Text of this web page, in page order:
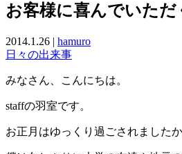
お客様に喜んでいただ
2014.1.26 | hamuro
日々の出来事
みなさん、こんにちは。
staffの羽室です。
お正月はゆっくり過ごされました